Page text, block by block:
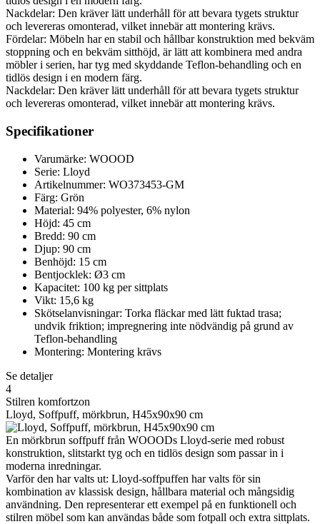
Nackdelar: Den kräver lätt underhåll för att bevara tygets struktur
och levereras omonterad, vilket innebär att montering krävs.
Fördelar: Möbeln har en stabil och hållbar konstruktion med bekväm
stoppning och en bekväm sitthöjd, är lätt att kombinera med andra
möbler i serien, har tyg med skyddande Teflon-behandling och en
tidlös design i en modern färg.
Nackdelar: Den kräver lätt underhåll för att bevara tygets struktur
och levereras omonterad, vilket innebär att montering krävs.
Specifikationer
Varumärke: WOOOD
Serie: Lloyd
Artikelnummer: WO373453-GM
Färg: Grön
Material: 94% polyester, 6% nylon
Höjd: 45 cm
Bredd: 90 cm
Djup: 90 cm
Benhöjd: 15 cm
Bentjocklek: Ø3 cm
Kapacitet: 100 kg per sittplats
Vikt: 15,6 kg
Skötselanvisningar: Torka fläckar med lätt fuktad trasa;
undvik friktion; impregnering inte nödvändig på grund av
Teflon-behandling
Montering: Montering krävs
Se detaljer
4
Stilren komfortzon
Lloyd, Soffpuff, mörkbrun, H45x90x90 cm
En mörkbrun soffpuff från WOOODs Lloyd-serie med robust
konstruktion, slitstarkt tyg och en tidlös design som passar in i
moderna inredningar.
Varför den har valts ut: Lloyd-soffpuffen har valts för sin
kombination av klassisk design, hållbara material och mångsidig
användning. Den representerar ett exempel på en funktionell och
stilren möbel som kan användas både som fotpall och extra sittplats.